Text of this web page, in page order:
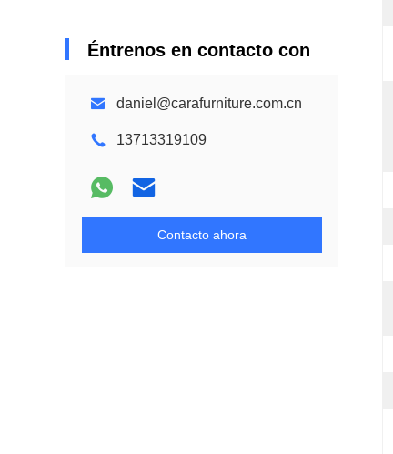
Éntrenos en contacto con
daniel@carafurniture.com.cn
13713319109
Contacto ahora